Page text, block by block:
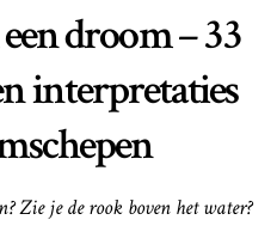
droom – 33
interpretaties
Zie je de rook boven het water?